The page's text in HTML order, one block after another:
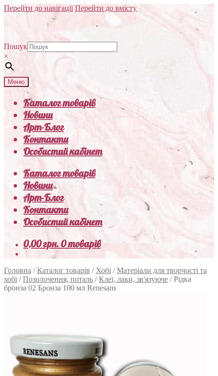
Перейти до навігації Перейти до вмісту
Пошук
×
Меню
Каталог товарів
Новини
Арт-Блог
Контакти
Особистий кабінет
Каталог товарів
Новини
Арт-Блог
Контакти
Особистий кабінет
0,00грн.0 товарів
Головна /Каталог товарів / Хобі /Матеріали для творчості та
хобі /Позолочення, поталь /Клеї, лаки, зв'язуюче /Рідка
бронза 02 Бронза 100 мл Renesans